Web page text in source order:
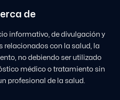
de
informativo, de divulgación y
relacionados con la salud, la
no debiendo ser utilizado
médico o tratamiento sin
profesional de la salud.